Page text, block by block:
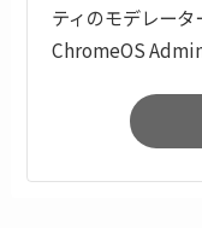
ティのモデレー
ChromeOS